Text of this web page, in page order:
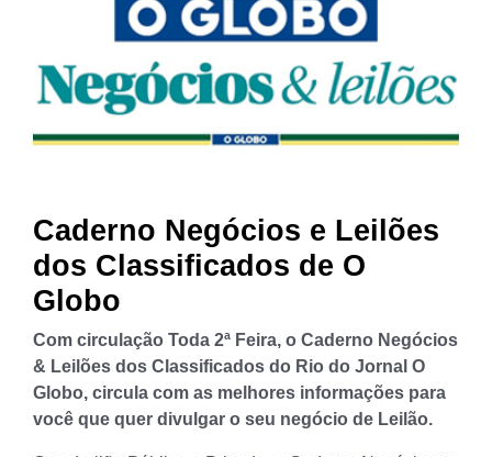
Caderno Negócios e Leilões
dos Classificados de O
Globo
Com circulação Toda 2ª Feira, o Caderno Negócios
& Leilões dos Classificados do Rio do Jornal O
Globo, circula com as melhores informações para
você que quer divulgar o seu negócio de Leilão.